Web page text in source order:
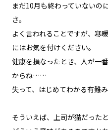
まだ10月も終わっていないの
さ。
よく言われることですが、寒
にはお気を付けください。
健康を損なったとき、人が一
からね……
失って、はじめてわかる有難み
そういえば、上司が猫だった